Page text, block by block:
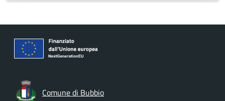
Comune di Bubbio